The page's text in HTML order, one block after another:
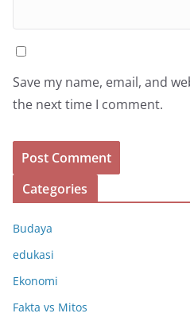
Save my name, email, and
the next time I comment.
Categories
Budaya
edukasi
Ekonomi
Fakta vs Mitos